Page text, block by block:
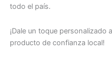
todo el país.
¡Dale un toque personalizado
producto de confianza local!